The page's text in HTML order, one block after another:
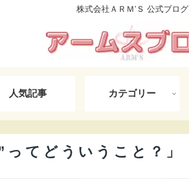
株式会社ＡＲＭ’Ｓ 公式ブログ
人気記事 カテゴリー
ってどういうこと？」